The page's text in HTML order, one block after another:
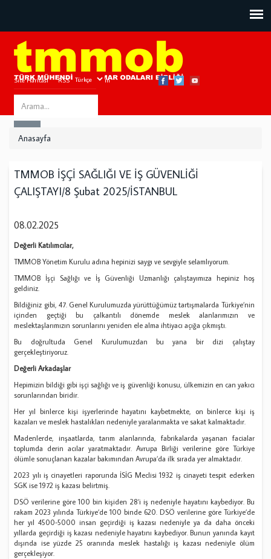
Site Haritası RSS Bize Ulaşın
Search
this
Anasayfa
TMMOB İŞÇİ SAĞLIĞI VE İŞ GÜVENLİĞİ
ÇALIŞTAYI/8 Şubat 2025/İSTANBUL
08.02.2025
Değerli Katılımcılar,
TMMOB Yönetim Kurulu adına hepinizi saygı ve sevgiyle selamlıyorum.
TMMOB İşçi Sağlığı ve İş Güvenliği Uzmanlığı çalıştayımıza hepiniz hoş
geldiniz.
Bildiğiniz gibi, 47. Genel Kurulumuzda yürüttüğümüz tartışmalarda Türkiye’nin
içinden geçtiği bu çalkantılı dönemde meslek alanlarımızın ve
meslektaşlarımızın sorunlarını yeniden ele alma ihtiyacı açığa çıkmıştı.
Bu doğrultuda Genel Kurulumuzdan bu yana bir dizi çalıştay
gerçekleştiriyoruz.
Değerli Arkadaşlar
Hepimizin bildiği gibi işçi sağlığı ve iş güvenliği konusu, ülkemizin en can yakıcı
sorunlarından biridir.
Her yıl binlerce kişi işyerlerinde hayatını kaybetmekte, on binlerce kişi iş
kazaları ve meslek hastalıkları nedeniyle yaralanmakta ve sakat kalmaktadır.
Madenlerde, inşaatlarda, tarım alanlarında, fabrikalarda yaşanan facialar
toplumda derin acılar yaratmaktadır. Avrupa Birliği verilerine göre Türkiye
ölümle sonuçlanan kazalar bakımından Avrupa’da ilk sırada yer almaktadır.
2023 yılı iş cinayetleri raporunda İSİG Meclisi 1932 iş cinayeti tespit ederken
SGK ise 1972 iş kazası belirtmiş.
DSÖ verilerine göre 100 bin kişiden 28’i iş nedeniyle hayatını kaybediyor. Bu
rakam 2023 yılında Türkiye’de 100 binde 620. DSÖ verilerine göre Türkiye’de
her yıl 4500-5000 insan geçirdiği iş kazası nedeniyle ya da daha önceki
yıllarda geçirdiği iş kazası nedeniyle hayatını kaybediyor. Bunun yanında kayıt
dışında ise yüzde 25 oranında meslek hastalığı iş kazası nedeniyle ölüm
gerçekleşiyor.